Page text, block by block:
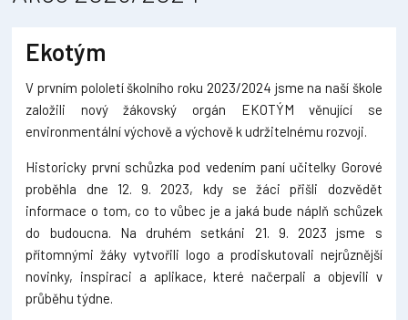
Ekotým
V prvním pololetí školního roku 2023/2024 jsme na naší škole
založili nový žákovský orgán EKOTÝM věnující se
environmentální výchově a výchově k udržitelnému rozvoji.
Historicky první schůzka pod vedením paní učitelky Gorové
proběhla dne 12. 9. 2023, kdy se žáci přišli dozvědět
informace o tom, co to vůbec je a jaká bude náplň schůzek
do budoucna. Na druhém setkáni 21. 9. 2023 jsme s
přítomnými žáky vytvořili logo a prodiskutovali nejrůznější
novinky, inspiraci a aplikace, které načerpali a objevili v
průběhu týdne.